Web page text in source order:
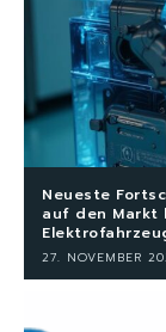
Neueste
auf den Markt
27. NOVEMBER